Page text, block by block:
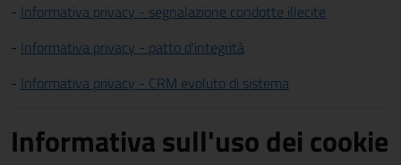
- Informativa privacy - segnalazione condotte illecite
- Informativa privacy - patto d'integrità
- Informativa privacy - CRM evoluto di sistema
Informativa sull'uso dei cookie